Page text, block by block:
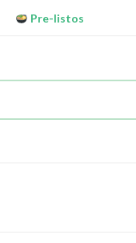
Tecnología 𝟰𝘁𝗮 𝗚𝗮𝗺𝗮